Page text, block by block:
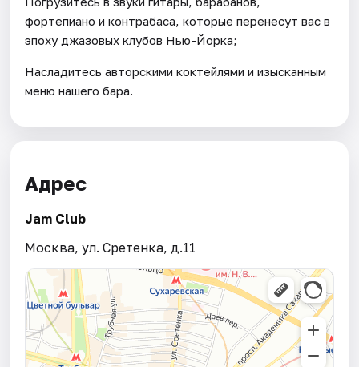
фортепиано и контрабаса, которые перенесут вас в
эпоху джазовых клубов Нью-Йорка;
Насладитесь авторскими коктейлями и изысканным
меню нашего бара.
Адрес
Jam Club
Москва, ул. Сретенка, д.11